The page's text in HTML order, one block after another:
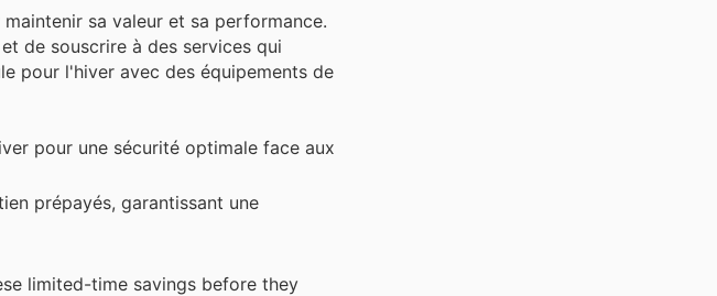
sa valeur et sa performance.
de souscrire à des services qui
pour l'hiver avec des équipements de
pour une sécurité optimale face aux
prépayés, garantissant une
limited-time savings before they